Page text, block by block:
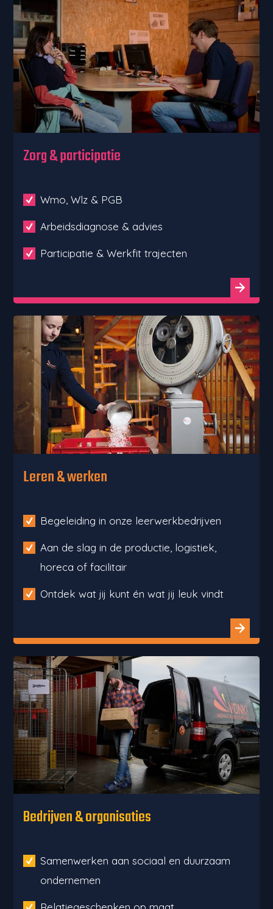
Zorg & participatie
Wmo, Wlz & PGB
Arbeidsdiagnose & advies
Participatie & Werkfit trajecten
Leren & werken
Begeleiding in onze leerwerkbedrijven
Aan de slag in de productie, logistiek,
horeca of facilitair
Ontdek wat jij kunt én wat jij leuk vindt
Bedrijven & organisaties
Samenwerken aan sociaal en duurzaam
ondernemen